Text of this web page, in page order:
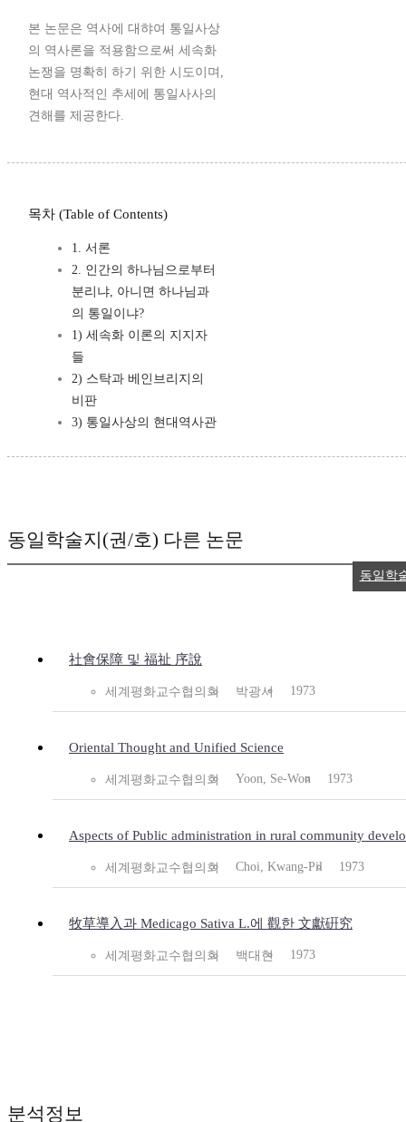
본 논문은 역사에 대햐여 통일사상
의 역사론을 적용함으로써 세속화
논쟁을 명확히 하기 위한 시도이며,
현대 역사적인 추세에 통일사사의
견해를 제공한다.
목차 (Table of Contents)
1. 서론
2. 인간의 하나님으로부터
분리냐, 아니면 하나님과
의 통일이냐?
1) 세속화 이론의 지지자
들
2) 스탁과 베인브리지의
비판
3) 통일사상의 현대역사관
동일학술지(권/호) 다른 논문
社會保障 및 福祉 序說
세계평화교수협의회 박광서 1973
Oriental Thought and Unified Science
세계평화교수협의회 Yoon, Se-Won 1973
Aspects of Public administration in rural community
세계평화교수협의회 Choi, Kwang-Pil 1973
牧草導入과 Medicago Sativa L.에 觀한 文獻硏究
세계평화교수협의회 백대현 1973
동일학
분석정보